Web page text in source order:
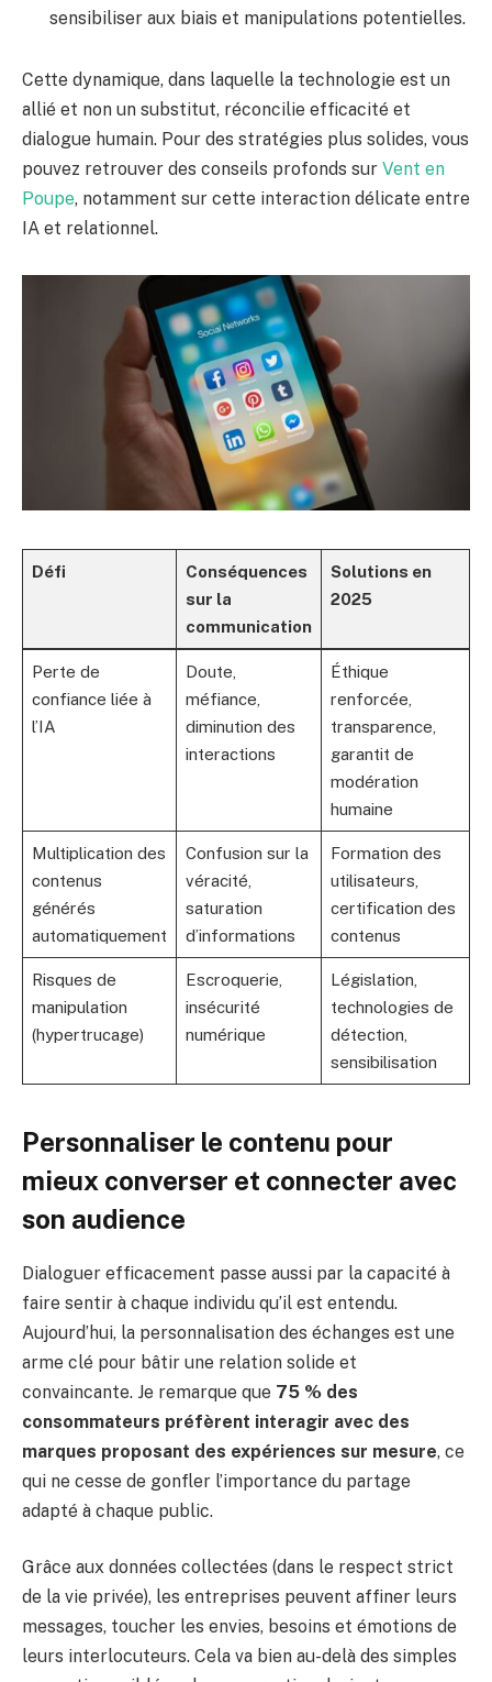
sensibiliser aux biais et manipulations potentielles.
Cette dynamique, dans laquelle la technologie est un
allié et non un substitut, réconcilie efficacité et
dialogue humain. Pour des stratégies plus solides, vous
pouvez retrouver des conseils profonds sur Vent en
Poupe, notamment sur cette interaction délicate entre
IA et relationnel.
Défi
Conséquences
sur la
communication
Solutions en
2025
Perte de
confiance liée à
l’IA
Doute,
méfiance,
diminution des
interactions
Éthique
renforcée,
transparence,
garantit de
modération
humaine
Multiplication des
contenus
générés
automatiquement
Confusion sur la
véracité,
saturation
d’informations
Formation des
utilisateurs,
certification des
contenus
Risques de
manipulation
(hypertrucage)
Escroquerie,
insécurité
numérique
Législation,
technologies de
détection,
sensibilisation
Personnaliser le contenu pour
mieux converser et connecter avec
son audience
Dialoguer efficacement passe aussi par la capacité à
faire sentir à chaque individu qu’il est entendu.
Aujourd’hui, la personnalisation des échanges est une
arme clé pour bâtir une relation solide et
convaincante. Je remarque que 75 % des
consommateurs préfèrent interagir avec des
marques proposant des expériences sur mesure, ce
qui ne cesse de gonfler l’importance du partage
adapté à chaque public.
Grâce aux données collectées (dans le respect strict
de la vie privée), les entreprises peuvent affiner leurs
messages, toucher les envies, besoins et émotions de
leurs interlocuteurs. Cela va bien au-delà des simples